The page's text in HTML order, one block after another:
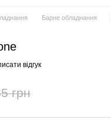
Барне обладнання
відгук
грн